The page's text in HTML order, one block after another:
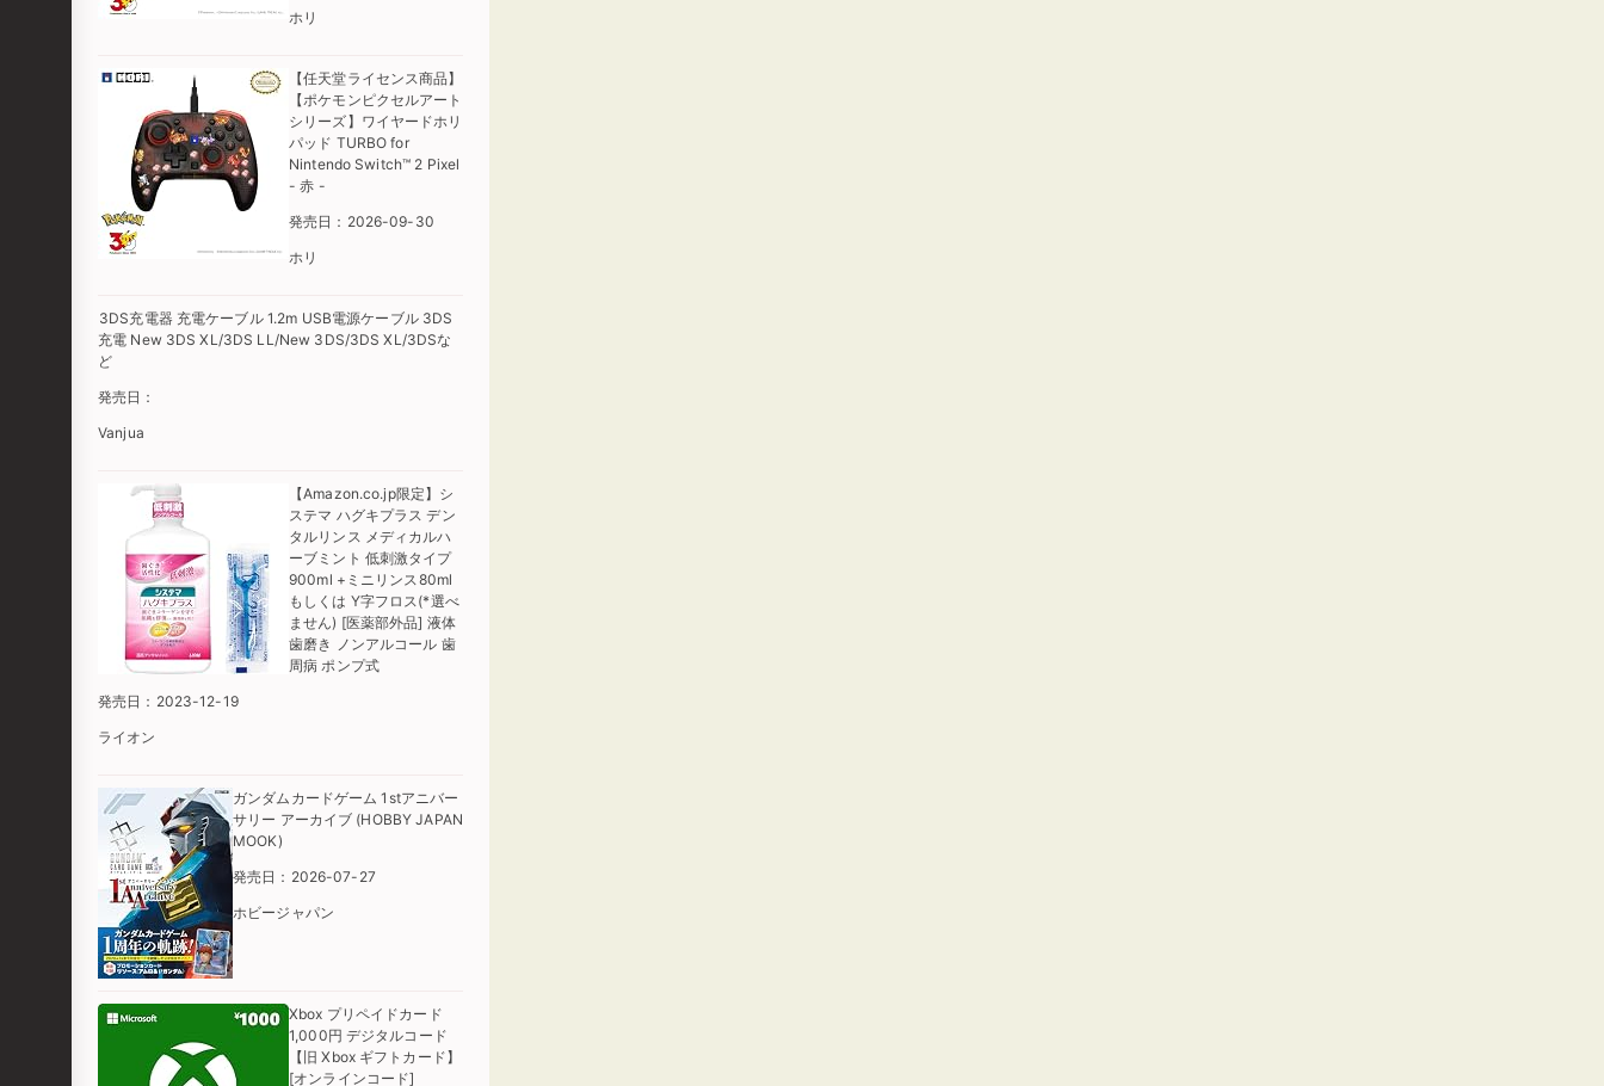
ホリ
【任天堂ライセンス商品】
【ポケモンピクセルアート
シリーズ】ワイヤードホリ
パッド TURBO for
Nintendo Switch™ 2 Pixel
- 赤 -
発売日：2026-09-30
ホリ
3DS充電器 充電ケーブル 1.2m USB電源ケーブル 3DS
充電 New 3DS XL/3DS LL/New 3DS/3DS XL/3DSな
ど
発売日：
Vanjua
【Amazon.co.jp限定】シ
ステマ ハグキプラス デン
タルリンス メディカルハ
ーブミント 低刺激タイプ
900ml +ミニリンス80ml
もしくは Y字フロス(*選べ
ません) [医薬部外品] 液体
歯磨き ノンアルコール 歯
周病 ポンプ式
発売日：2023-12-19
ライオン
ガンダムカードゲーム 1stアニバー
サリー アーカイブ (HOBBY JAPAN
MOOK)
発売日：2026-07-27
ホビージャパン
Xbox プリペイドカード
1,000円 デジタルコード
【旧 Xbox ギフトカード】
[オンラインコード]